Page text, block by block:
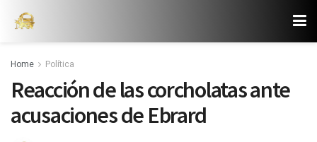
Home Política
Reacción de las corcholatas ante
acusaciones de Ebrard